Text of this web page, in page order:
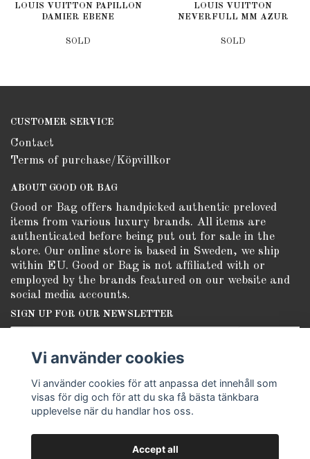
LOUIS VUITTON PAPILLON
DAMIER EBENE
SOLD
LOUIS VUITTON
NEVERFULL MM AZUR
SOLD
CUSTOMER SERVICE
Contact
Terms of purchase/Köpvillkor
ABOUT GOOD OR BAG
Good or Bag offers handpicked authentic preloved
items from various luxury brands. All items are
authenticated before being put out for sale in the
store. Our online store is based in Sweden, we ship
within EU. Good or Bag is not affiliated with or
employed by the brands featured on our website and
social media accounts.
SIGN UP FOR OUR NEWSLETTER
Vi använder cookies
Vi använder cookies för att anpassa det innehåll som
visas för dig och för att du ska få bästa tänkbara
upplevelse när du handlar hos oss.
Accept all